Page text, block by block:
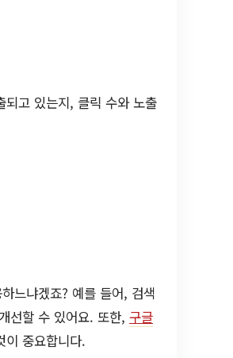
되고 있는지, 클릭 수와 노출
느냐겠죠? 예를 들어, 검색
선할 수 있어요. 또한, 구글
이 중요합니다.